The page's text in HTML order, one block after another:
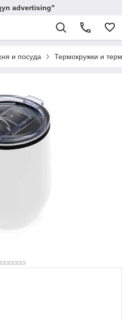
advertising"
и посуда Термокружки и